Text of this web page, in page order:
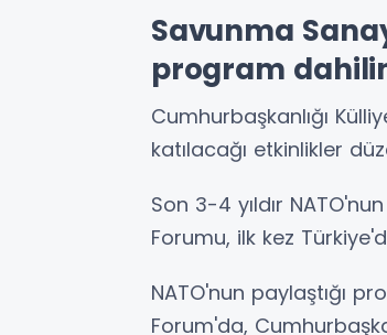
Savunma
program
Cumhurbaşkanlığı
katılacağı etkinlikler
Son 3-4 yıldır
Forumu, ilk kez
NATO'nun paylaştığı
Forum'da,